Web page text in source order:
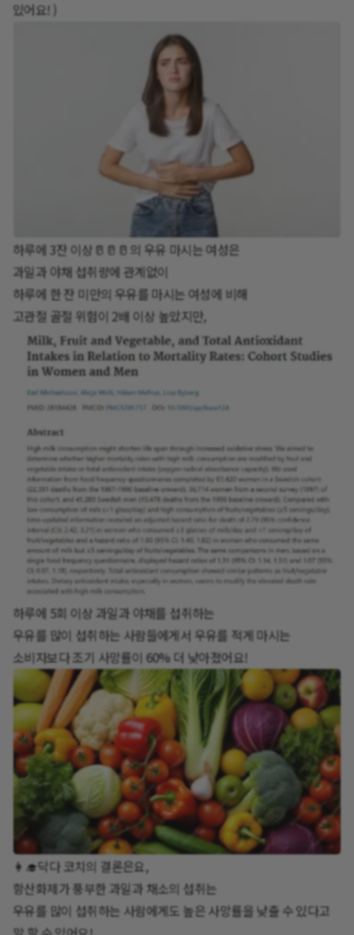
있어요! )
하루에 3잔 이상🥛🥛🥛의 우유 마시는 여성은
과일과 야채 섭취량에 관계없이
하루에 한 잔 미만의 우유를 마시는 여성에 비해
고관절 골절 위험이 2배 이상 높았지만,
하루에 5회 이상 과일과 야채를 섭취하는
우유를 많이 섭취하는 사람들에게서 우유를 적게 마시는
소비자보다 조기 사망률이 60% 더 낮아졌어요!
👩‍🎓닥다 코치의 결론은요,
항산화제가 풍부한 과일과 채소의 섭취는
우유를 많이 섭취하는 사람에게도 높은 사망률을 낮출 수 있다고